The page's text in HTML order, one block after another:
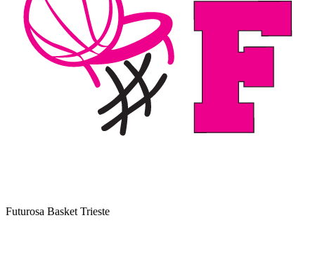
Futurosa Basket Trieste